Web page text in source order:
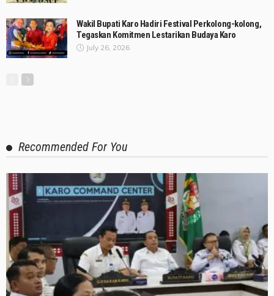
Wakil Bupati Karo Hadiri Festival Perkolong-kolong,
Tegaskan Komitmen Lestarikan Budaya Karo
July 26, 2026
Recommended For You